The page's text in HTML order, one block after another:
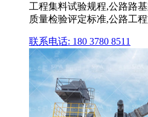
工程集料试验规程,公路路
质量检验评定标准,公路工
联系电话: 180 3780 8511